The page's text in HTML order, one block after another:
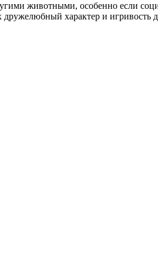
животными, особенно если
характер и игривость